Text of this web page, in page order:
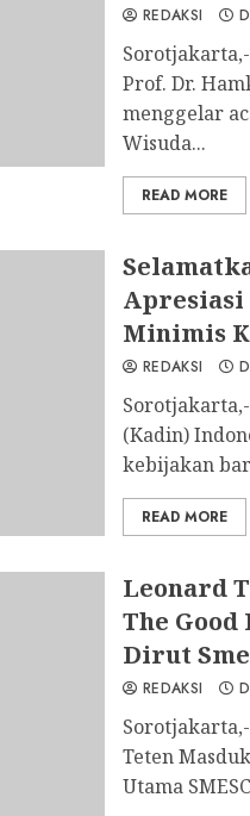
REDAKSI
Prof. Dr.
menggelar
Wisuda...
READ MORE
Apresiasi
Minimis
REDAKSI
(Kadin)
kebijakan
READ MORE
Leonard
The
Dirut
REDAKSI
Teten
Utama